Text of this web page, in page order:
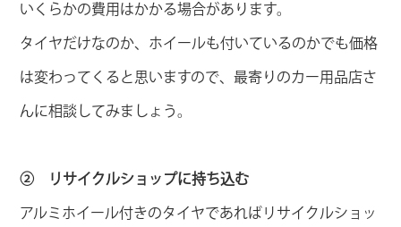
いくらかの費用はかかる場合があります。
タイヤだけなのか、ホイールも付いているのかでも価格
は変わってくると思いますので、最寄りのカー用品店さ
んに相談してみましょう。
② リサイクルショップに持ち込む
アルミホイール付きのタイヤであればリサイクルショッ